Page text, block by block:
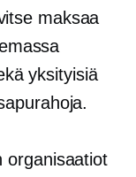
maksaa
yksityisiä
organisaatiot